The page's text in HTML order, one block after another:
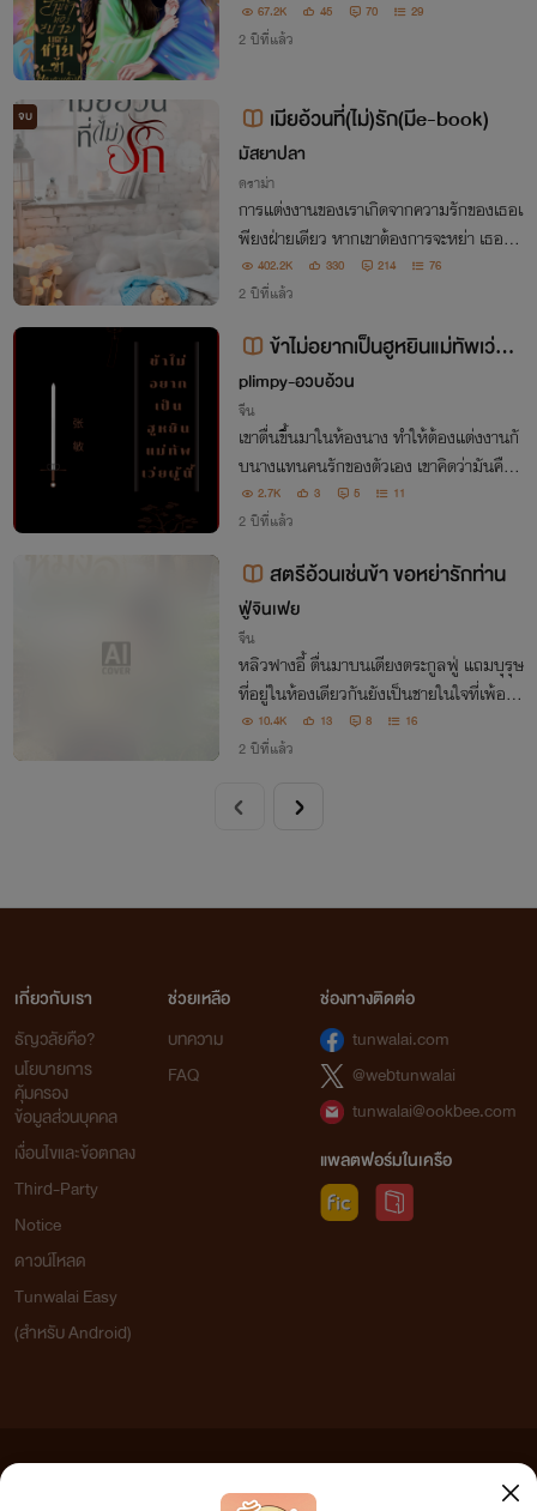
67.2K 45 70 29
2 ปีที่แล้ว
จบ เมียอ้วนที่(ไม่)รัก(มีe-book)
มัสยาปลา
ดราม่า
การแต่งงานของเราเกิดจากความรักของเธอเ
พียงฝ่ายเดียว หากเขาต้องการจะหย่า เธอก็พ
ร้อมจะไป "มนยอมแพ้แล้ว เรามาหย่ากันตา
มที่เวย์ต้องการเถอะค่ะ"
402.2K 330 214 76
2 ปีที่แล้ว
ข้าไม่อยากเป็นฮูหยินแม่ทัพเว่ยผู้
นี้
plimpy-อวบอ้วน
จีน
เขาตื่นขึ้นมาในห้องนาง ทำให้ต้องแต่งงานกั
บนางแทนคนรักของตัวเอง เขาคิดว่ามันคือแ
ผนของนาง เขาชิงชังนางเป็นที่สุด เขาไม่รู้หรื
อว่านางก็ไม่อยากแต่งงานกับเขา...!
2.7K 3 5 11
2 ปีที่แล้ว
สตรีอ้วนเช่นข้า ขอหย่ารักท่าน
ฟู่จินเฟย
จีน
หลิวฟางอี้ ตื่นมาบนเตียงตระกูลฟู่ แถมบุรุษ
ที่อยู่ในห้องเดียวกันยังเป็นชายในใจที่เพ้อฝัน
มานาน ฟู่หลางเทียน แต่ข้อกล่าวหาที่เขามอ
บให้ช่างน่ารังเกียจ และหากเป็นเช่นนั้นใยนา
10.4K 13 8 16
2 ปีที่แล้ว
เกี่ยวกับเรา
ธัญวลัยคือ?
นโยบายการ
คุ้มครอง
ข้อมูลส่วนบุคคล
เงื่อนไขและข้อตกลง
Third-Party
Notice
ดาวน์โหลด
Tunwalai Easy
(สำหรับ Android)
ช่วยเหลือ
บทความ
FAQ
ช่องทางติดต่อ
tunwalai.com
@webtunwalai
tunwalai@ookbee.com
แพลตฟอร์มในเครือ
เว็บไซต์แห่งนี้ไม่ได้เห็นด้วยและไม่ขอรับผิดชอบต่อข้อความใดๆ ทั้งสิ้น ดังนั้นผู้อ่านทุกท่านโปรดใช้